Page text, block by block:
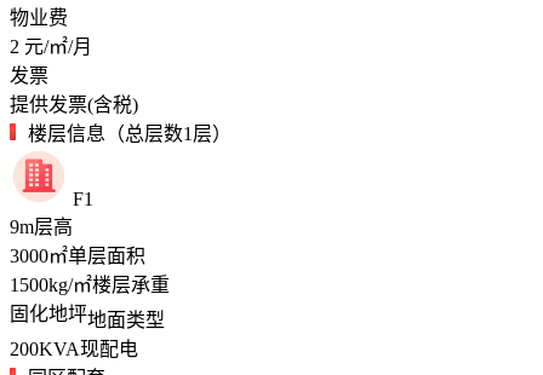
物业费
2 元/㎡/月
发票
提供发票(含税)
楼层信息（总层数1层）
F1
9m层高
3000㎡单层面积
1500kg/㎡楼层承重
固化地坪地面类型
200KVA现配电